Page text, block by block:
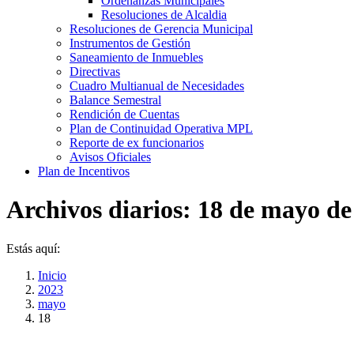
Resoluciones de Alcaldia
Resoluciones de Gerencia Municipal
Instrumentos de Gestión
Saneamiento de Inmuebles
Directivas
Cuadro Multianual de Necesidades
Balance Semestral
Rendición de Cuentas
Plan de Continuidad Operativa MPL
Reporte de ex funcionarios
Avisos Oficiales
Plan de Incentivos
Archivos diarios: 18 de mayo
Estás aquí:
Inicio
2023
mayo
18